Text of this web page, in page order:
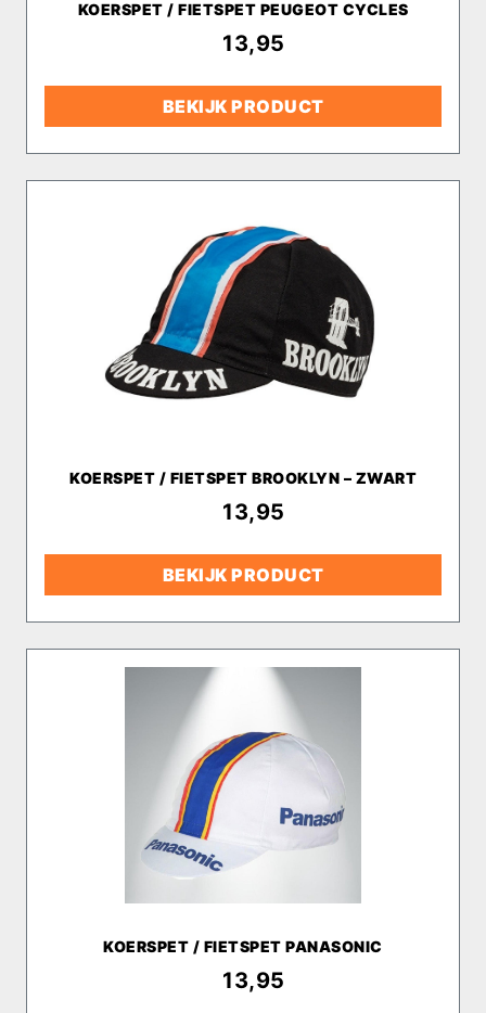
KOERSPET / FIETSPET PEUGEOT CYCLES
13,95
BEKIJK PRODUCT
KOERSPET / FIETSPET BROOKLYN – ZWART
13,95
BEKIJK PRODUCT
KOERSPET / FIETSPET PANASONIC
13,95